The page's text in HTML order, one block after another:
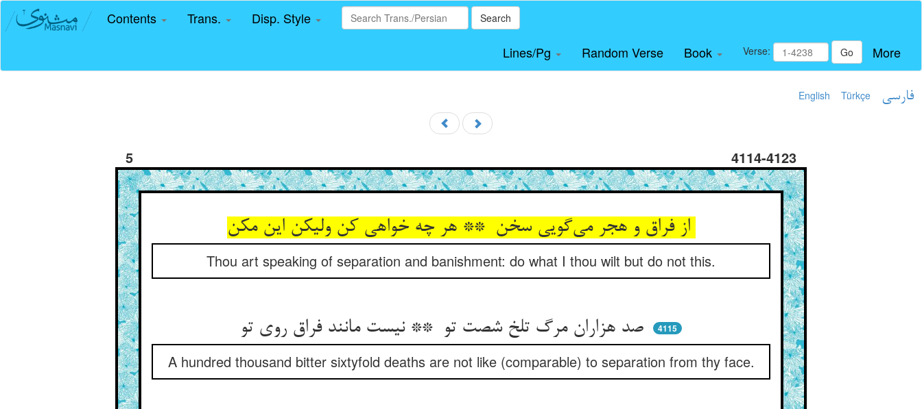
Contents Trans. Disp. Style Search
Lines/Pg Random Verse Book Verse: Go More
English Türkçe فارسی
5 4114-4123
از فراق و هجر می‌گویی سخن ** هر چه خواهی کن ولیکن این مکن
Thou art speaking of separation and banishment: do what I thou wilt but do not this.
4115
A hundred thousand bitter sixtyfold deaths are not like (comparable) to separation from thy face.